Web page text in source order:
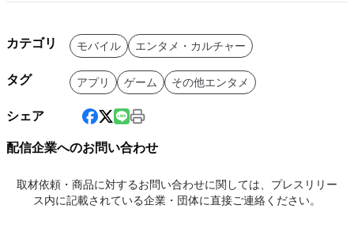
カテゴリ モバイル エンタメ・カルチャー
タグ アプリ ゲーム その他エンタメ
シェア
配信企業へのお問い合わせ
取材依頼・商品に対するお問い合わせに関しては、プレスリリー
ス内に記載されている企業・団体に直接ご連絡ください。